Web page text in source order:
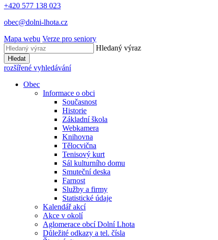
+420 577 138 023
obec@dolni-lhota.cz
Mapa webu Verze pro seniory
Hledaný výraz
Hledat
rozšířené vyhledávání
Obec
Informace o obci
Současnost
Historie
Základní škola
Webkamera
Knihovna
Tělocvična
Tenisový kurt
Sál kulturního domu
Smuteční deska
Farnost
Služby a firmy
Statistické údaje
Kalendář akcí
Akce v okolí
Aglomerace obcí Dolní Lhota
Důležité odkazy a tel. čísla